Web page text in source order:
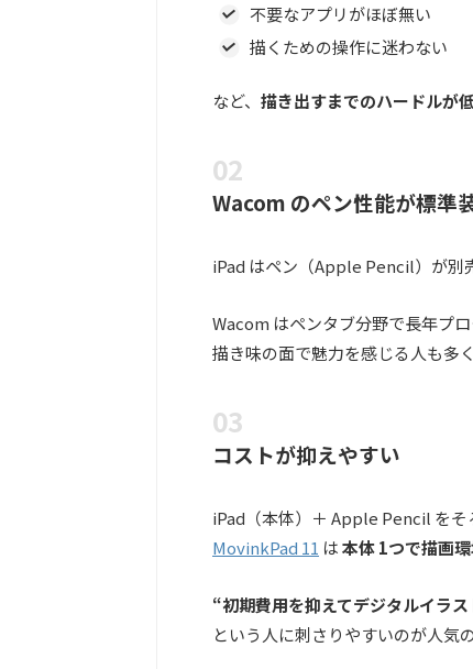
不要なアプリがほぼ無い
描くための操作に迷わない
など、 描き出すまでのハードルが
Wacom のペン性能が標準
iPad はペン（Apple Pencil）が別
Wacom はペンタブ分野で長年プ
描き味の面で魅力を感じる人も多
コストが抑えやすい
iPad（本体）＋ Apple Pencil をそ
MovinkPad 11 は本体 1つで描画
“初期費用を抑えてデジタルイラ
という人に刺さりやすいのが人気